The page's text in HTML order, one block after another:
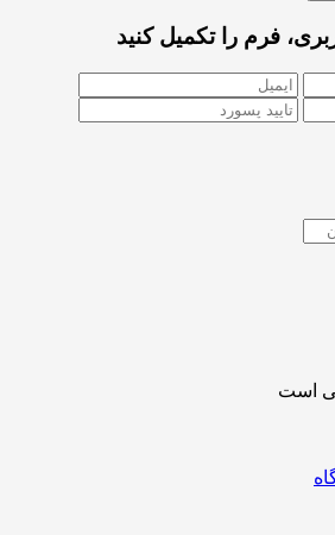
فرم را تکمیل کنید
است